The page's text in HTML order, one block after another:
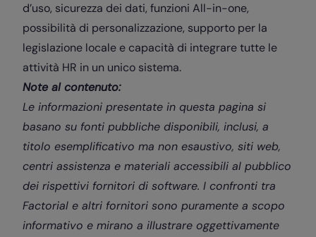
d’uso, sicurezza dei dati, funzioni All-in-one,
possibilità di personalizzazione, supporto per la
legislazione locale e capacità di integrare tutte le
attività HR in un unico sistema.
Note al contenuto:
Le informazioni presentate in questa pagina si
basano su fonti pubbliche disponibili, inclusi, a
titolo esemplificativo ma non esaustivo, siti web,
centri assistenza e materiali accessibili al pubblico
dei rispettivi fornitori di software. I confronti tra
Factorial e altri fornitori sono puramente a scopo
informativo e mirano a illustrare oggettivamente